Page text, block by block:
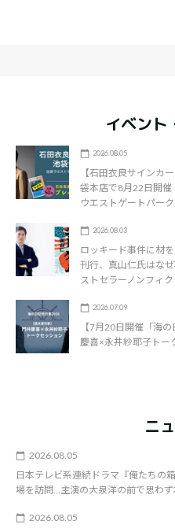
イベント
2026.08.05
【石田衣良サインカ
袋本店で8月22日開
ウエストゲートパーク
2026.08.03
ロッキード事件に材
刊行、真山仁氏はな
ストセラーノンフィ
2026.07.09
【7月20日開催「海
慶喜×永井紗耶子トー
ニ
2026.08.05
日本テレビ系連続ドラマ『俺たちの
場を訪問…主演の大泉洋の前で思わ
2026.08.05